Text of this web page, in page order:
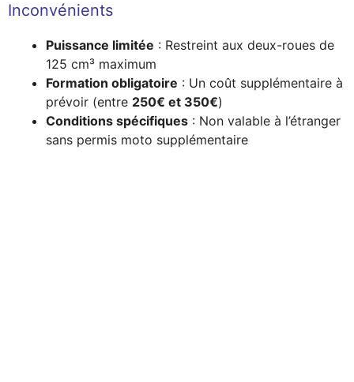
Inconvénients
Puissance limitée : Restreint aux deux-roues de
125 cm³ maximum
Formation obligatoire : Un coût supplémentaire à
prévoir (entre 250€ et 350€)
Conditions spécifiques : Non valable à l’étranger
sans permis moto supplémentaire